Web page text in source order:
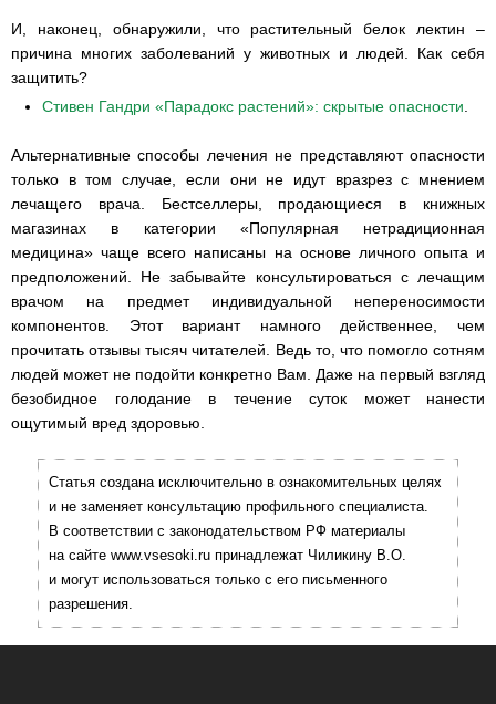
И, наконец, обнаружили, что растительный белок лектин –
причина многих заболеваний у животных и людей. Как себя
защитить?
Стивен Гандри «Парадокс растений»: скрытые опасности
Альтернативные способы лечения не представляют опасности
только в том случае, если они не идут вразрез с мнением
лечащего врача. Бестселлеры, продающиеся в книжных
магазинах в категории «Популярная нетрадиционная
медицина» чаще всего написаны на основе личного опыта и
предположений. Не забывайте консультироваться с лечащим
врачом на предмет индивидуальной непереносимости
компонентов. Этот вариант намного действеннее, чем
прочитать отзывы тысяч читателей. Ведь то, что помогло сотням
людей может не подойти конкретно Вам. Даже на первый взгляд
безобидное голодание в течение суток может нанести
ощутимый вред здоровью.
Статья создана исключительно в ознакомительных целях
и не заменяет консультацию профильного специалиста.
В соответствии с законодательством РФ материалы
на сайте www.vsesoki.ru принадлежат Чиликину В.О.
и могут использоваться только с его письменного
разрешения.